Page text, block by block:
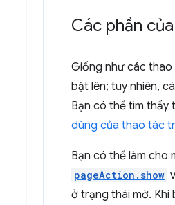
Các phần
Giống như các
bật lên; tuy nhiên,
Bạn có thể tìm thấy
dùng của thao tác
Bạn có thể làm cho
pageAction.show
ở trạng thái mờ. Khi